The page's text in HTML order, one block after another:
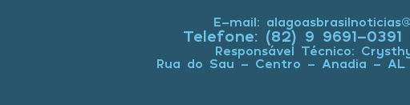
E-mail:
Telefone: (82) 9 9691-
Responsável Técnico:
Rua do Sau - Centro - Anadia - AL